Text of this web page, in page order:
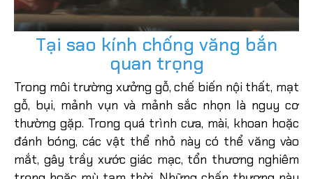
Tại sao kính chống văng bắn
quan trọng
Trong môi trường xưởng gỗ, chế biến nội thất, mạt
gỗ, bụi, mảnh vụn và mảnh sắc nhọn là nguy cơ
thường gặp. Trong quá trình cưa, mài, khoan hoặc
đánh bóng, các vật thể nhỏ này có thể văng vào
mắt, gây trầy xước giác mạc, tổn thương nghiêm